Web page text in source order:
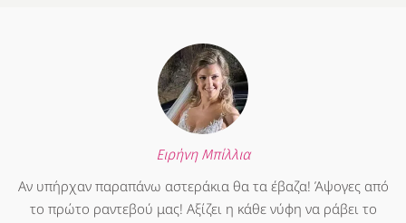
Ειρήνη Μπίλλια
Αν υπήρχαν παραπάνω αστεράκια θα τα έβαζα! Άψογες από
το πρώτο ραντεβού μας! Αξίζει η κάθε νύφη να ράβει το